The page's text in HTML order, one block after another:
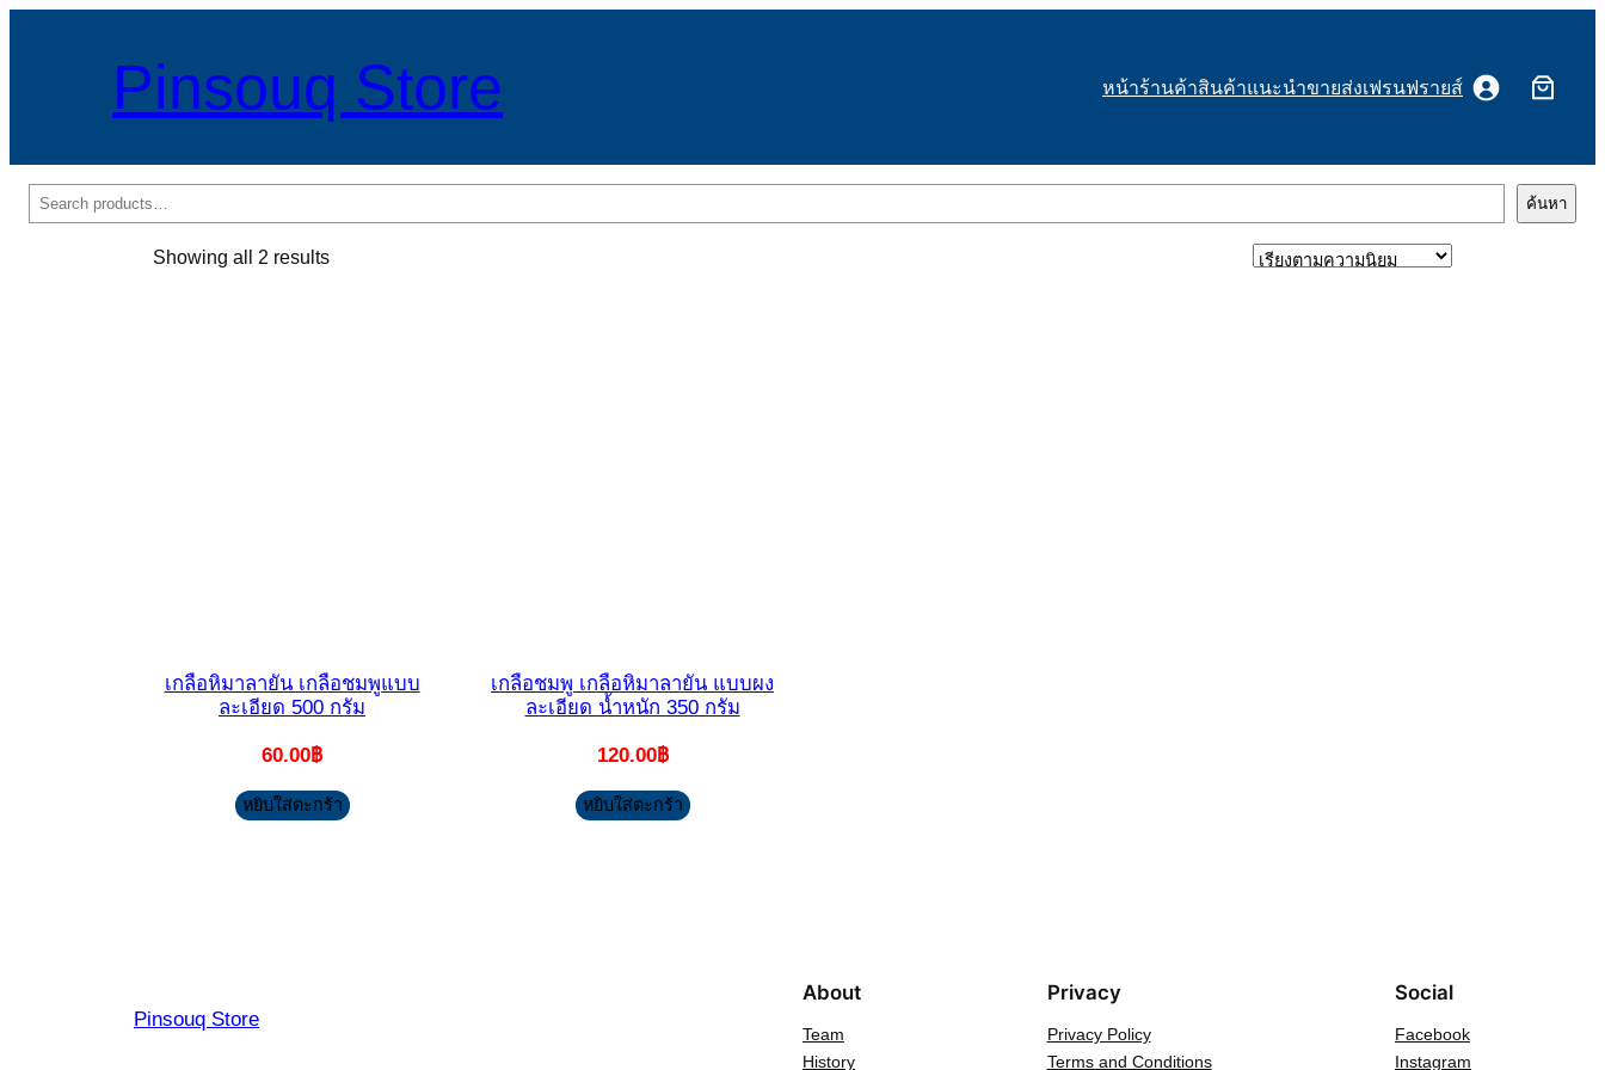
Pinsouq Store หน้าร้านค้าสินค้าแนะนำขายส่งเฟรนฟรายส์
ค้นหา ค้นหา
Showing all 2 resultsSorted
เกลือหิมาลายัน เกลือชมพูแบบ
ละเอียด 500 กรัม
60.00฿
หยิบใส่ตะกร้า
เกลือชมพู เกลือหิมาลายัน แบบผง
ละเอียด น้ำหนัก 350 กรัม
120.00฿
หยิบใส่ตะกร้า
Pinsouq Store
About
Team
History
Privacy
Privacy Policy
Terms and Conditions
Social
Facebook
Instagram